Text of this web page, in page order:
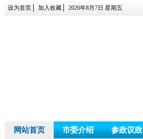
设为首页 加入收藏 2026年8月7日 星期五
网站首页 市委介绍 参政议政